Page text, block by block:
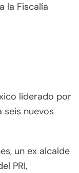
la Fiscalía
liderado por
nuevos
un ex alcalde
PRI,